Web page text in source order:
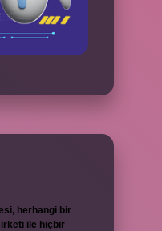
herhangi bir
ile hiçbir